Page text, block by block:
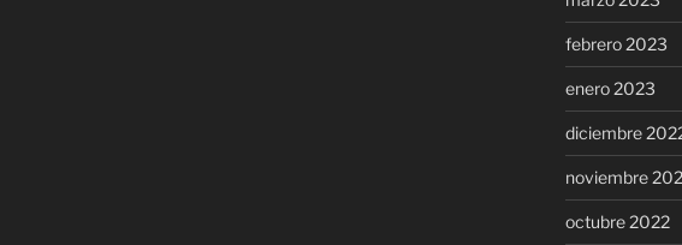
febrero 2023
enero 2023
diciembre
noviembre
octubre 2022